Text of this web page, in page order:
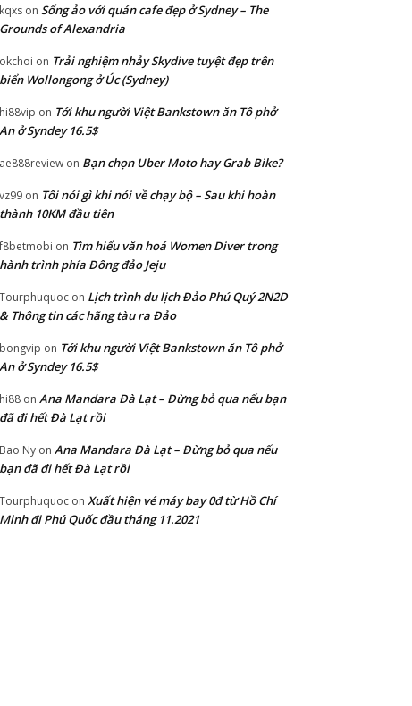
kqxs on Sống ảo với quán cafe đẹp ở Sydney – The
Grounds of Alexandria
okchoi on Trải nghiệm nhảy Skydive tuyệt đẹp trên
biển Wollongong ở Úc (Sydney)
hi88vip on Tới khu người Việt Bankstown ăn Tô phở
An ở Syndey 16.5$
ae888review on Bạn chọn Uber Moto hay Grab Bike?
vz99 on Tôi nói gì khi nói về chạy bộ – Sau khi hoàn
thành 10KM đầu tiên
f8betmobi on Tìm hiểu văn hoá Women Diver trong
hành trình phía Đông đảo Jeju
Tourphuquoc on Lịch trình du lịch Đảo Phú Quý 2N2D
& Thông tin các hãng tàu ra Đảo
bongvip on Tới khu người Việt Bankstown ăn Tô phở
An ở Syndey 16.5$
hi88 on Ana Mandara Đà Lạt – Đừng bỏ qua nếu bạn
đã đi hết Đà Lạt rồi
Bao Ny on Ana Mandara Đà Lạt – Đừng bỏ qua nếu
bạn đã đi hết Đà Lạt rồi
Tourphuquoc on Xuất hiện vé máy bay 0đ từ Hồ Chí
Minh đi Phú Quốc đầu tháng 11.2021